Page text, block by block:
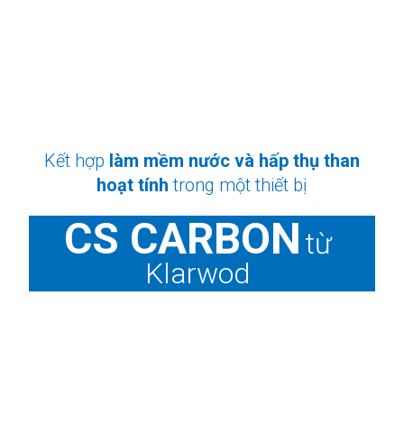
Kết hợp làm mềm nước và hấp thụ than
hoạt tính trong một thiết bị
CS CARBON từ
Klarwod